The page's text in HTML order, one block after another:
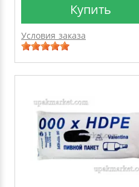
Купить
Условия заказа